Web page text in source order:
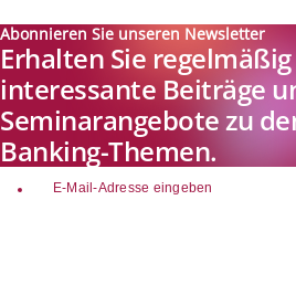
Abonnieren Sie unseren Newsletter
Erhalten Sie
interessante Beiträge
Seminarangebote zu
Banking-Themen.
email